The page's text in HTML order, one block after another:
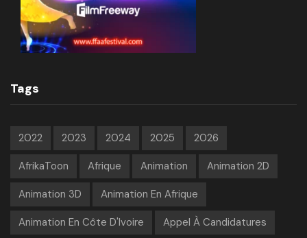
Tags
2022 2023 2024 2025 2026
AfrikaToon Afrique Animation Animation 2D
Animation 3D Animation En Afrique
Animation En Côte D'Ivoire Appel À Candidatures